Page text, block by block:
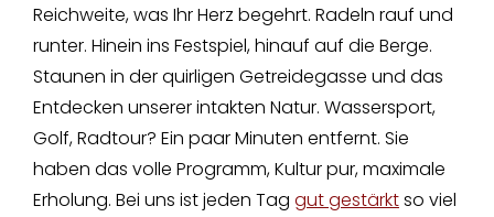
Reichweite, was Ihr Herz begehrt. Radeln rauf und
runter. Hinein ins Festspiel, hinauf auf die Berge.
Staunen in der quirligen Getreidegasse und das
Entdecken unserer intakten Natur. Wassersport,
Golf, Radtour? Ein paar Minuten entfernt. Sie
haben das volle Programm, Kultur pur, maximale
Erholung. Bei uns ist jeden Tag gut gestärktso viel